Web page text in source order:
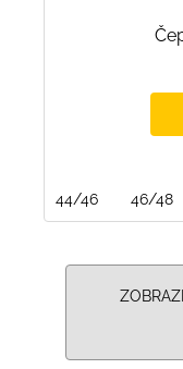
44/46 46/48